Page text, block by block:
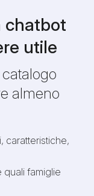
chatbot
utile
almeno
caratteristiche,
famiglie